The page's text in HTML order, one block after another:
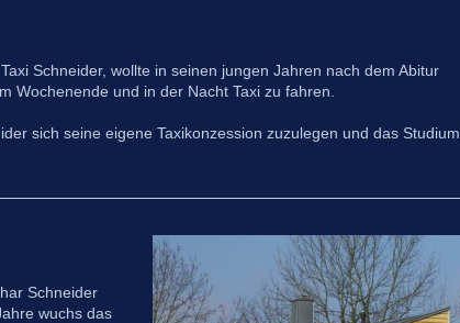
Schneider, wollte in seinen jungen Jahren nach dem Abitur
Wochenende und in der Nacht Taxi zu fahren.
sich seine eigene Taxikonzession zuzulegen und das Studium
Schneider
wuchs das